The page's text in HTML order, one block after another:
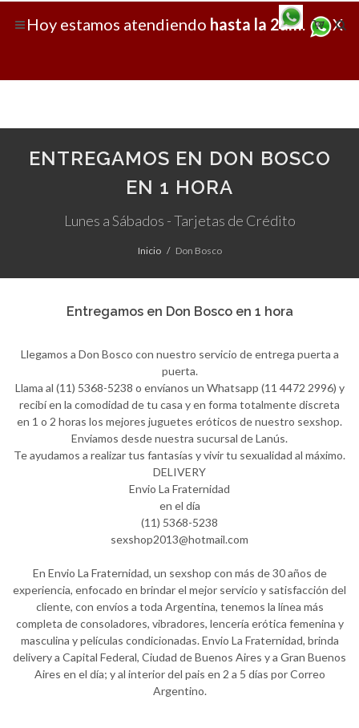
X
Hoy estamos atendiendo hasta la 2am.
ENTREGAMOS EN DON BOSCO
EN 1 HORA
Lunes a Sábados - Tarjetas de Crédito
Inicio Don Bosco
Entregamos en Don Bosco en 1 hora
Llegamos a Don Bosco con nuestro servicio de entrega puerta a
puerta.
Llama al (11) 5368-5238 o envíanos un Whatsapp (11 4472 2996) y
recibí en la comodidad de tu casa y en forma totalmente discreta
en 1 o 2 horas los mejores juguetes eróticos de nuestro sexshop.
Enviamos desde nuestra sucursal de Lanús.
Te ayudamos a realizar tus fantasías y vivir tu sexualidad al máximo.
DELIVERY
Envio La Fraternidad
en el día
(11) 5368-5238
sexshop2013@hotmail.com
En Envio La Fraternidad, un sexshop con más de 30 años de
experiencia, enfocado en brindar el mejor servicio y satisfacción del
cliente, con envíos a toda Argentina, tenemos la línea más
completa de consoladores, vibradores, lencería erótica femenina y
masculina y películas condicionadas. Envio La Fraternidad, brinda
delivery a Capital Federal, Ciudad de Buenos Aires y a Gran Buenos
Aires en el día; y al interior del pais en 2 a 5 días por Correo
Argentino.